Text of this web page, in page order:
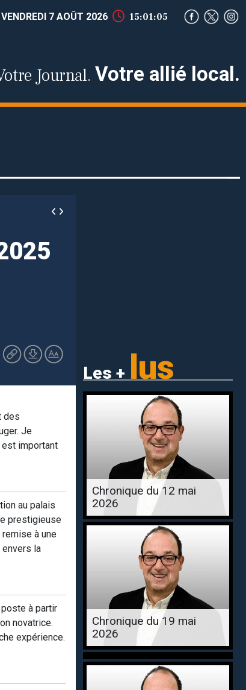
VENDREDI 7 AOÛT 2026 15:01:06
Journal. Votre allié local.
Les + lus
des
Je
important
au palais
prestigieuse
à une
envers la
à partir
novatrice.
expérience.
Chronique du 12 mai
2026
Chronique du 19 mai
2026